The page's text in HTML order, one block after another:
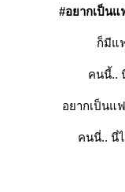
#อยากเป็น
ก็มีแ
คนนี้..
อยากเป็นแ
คนนี่.. นี่